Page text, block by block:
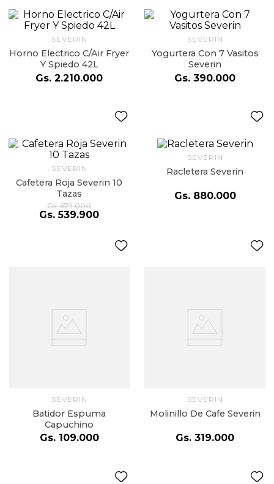
SEVERIN
Horno Electrico C/Air Fryer
Y Spiedo 42L
Gs. 2.210.000
SEVERIN
Yogurtera Con 7 Vasitos
Severin
Gs. 390.000
SEVERIN
Cafetera Roja Severin 10
Tazas
Gs. 679.000
Gs. 539.900
SEVERIN
Racletera Severin
Gs. 880.000
SEVERIN
Batidor Espuma
Capuchino
Gs. 109.000
SEVERIN
Molinillo De Cafe Severin
Gs. 319.000
9.
almohada
toalla